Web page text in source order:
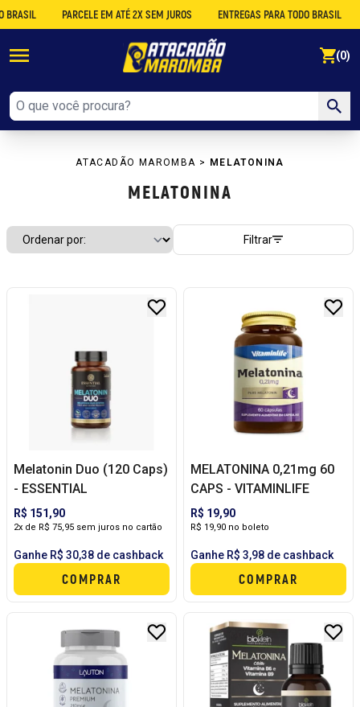
PARCELE EM ATÉ 2X SEM JUROS ENTREGAS PARA TODO BRASIL
(0)
ATACADÃO MAROMBA > MELATONINA
MELATONINA
Filtrar
Melatonin Duo (120 Caps)
- ESSENTIAL
R$ 151,90
2x de R$ 75,95 sem juros no cartão
Ganhe R$ 30,38 de cashback
COMPRAR
MELATONINA 0,21mg 60
CAPS - VITAMINLIFE
R$ 19,90
R$ 19,90 no boleto
Ganhe R$ 3,98 de cashback
COMPRAR